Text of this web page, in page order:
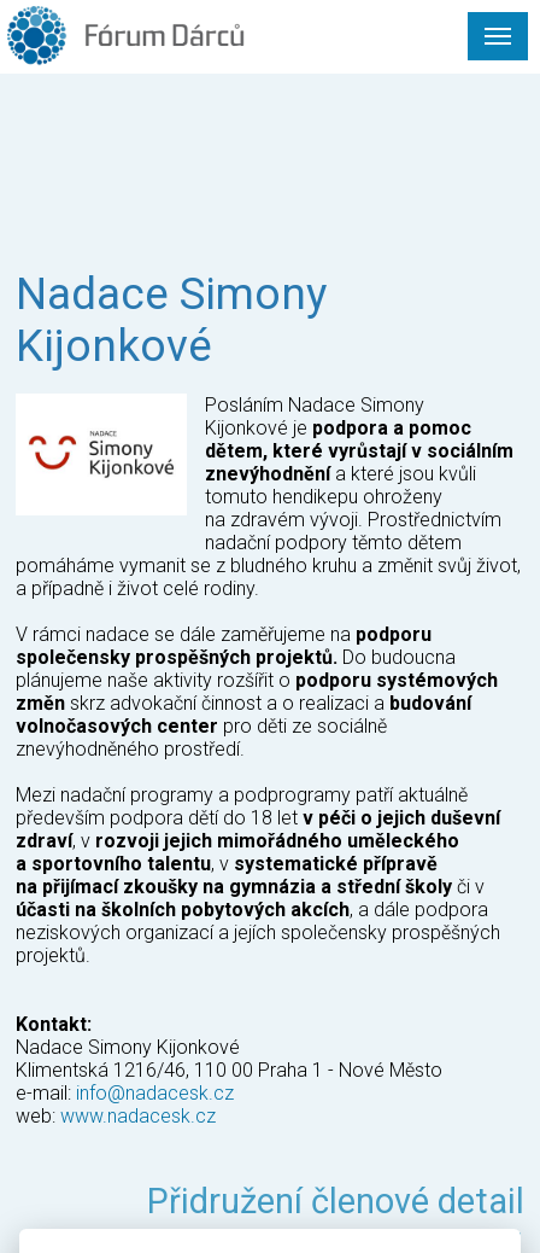
Nadace Simony
Kijonkové
Posláním Nadace Simony
Kijonkové je podpora a pomoc
dětem, které vyrůstají v sociálním
znevýhodněnía které jsou kvůli
tomuto hendikepu ohroženy
na zdravém vývoji. Prostřednictvím
nadační podpory těmto dětem
pomáháme vymanit se z bludného kruhu a změnit svůj život,
a případně i život celé rodiny.
V rámci nadace se dále zaměřujeme na podporu
společensky prospěšných projektů. Do budoucna
plánujeme naše aktivity rozšířit o podporu systémových
změn skrz advokační činnost a o realizaci a budování
volnočasových center pro děti ze sociálně
znevýhodněného prostředí.
Mezi nadační programy a podprogramy patří aktuálně
především podpora dětí do 18 letv péči o jejich duševní
zdraví, v rozvoji jejich mimořádného uměleckého
a sportovního talentu, v systematické přípravě
na přijímací zkoušky na gymnázia a střední školyči v
účasti na školních pobytových akcích, a dále podpora
neziskových organizací a jejích společensky prospěšných
projektů.
Kontakt:
Nadace Simony Kijonkové
Klimentská 1216/46, 110 00 Praha 1 - Nové Město
e-mail: info@nadacesk.cz
web:www.nadacesk.cz
Přidružení členové detail